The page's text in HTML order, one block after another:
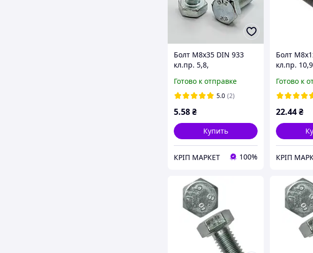
Болт М8х35 DIN 933
кл.пр. 5,8,
Готово к отправке
5.0 (2)
5.58₴
Купить
КРІП МАРКЕТ 100%
Болт
кл.пр.
резьбы,
Готово к
22.44₴
КРІП